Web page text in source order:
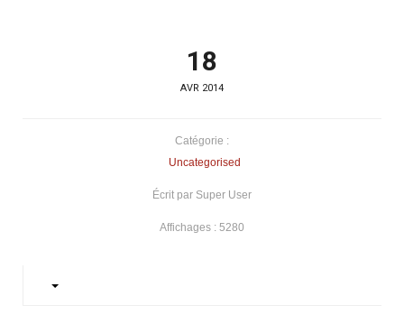
18
AVR 2014
Catégorie :
Uncategorised
Écrit par Super User
Affichages : 5280